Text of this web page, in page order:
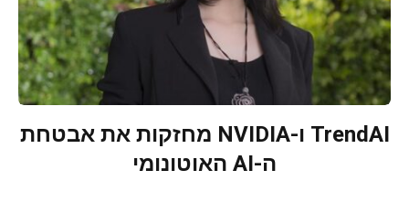
TrendAI ו-NVIDIA מחזקות את אבטחת
ה-AI האוטונומי